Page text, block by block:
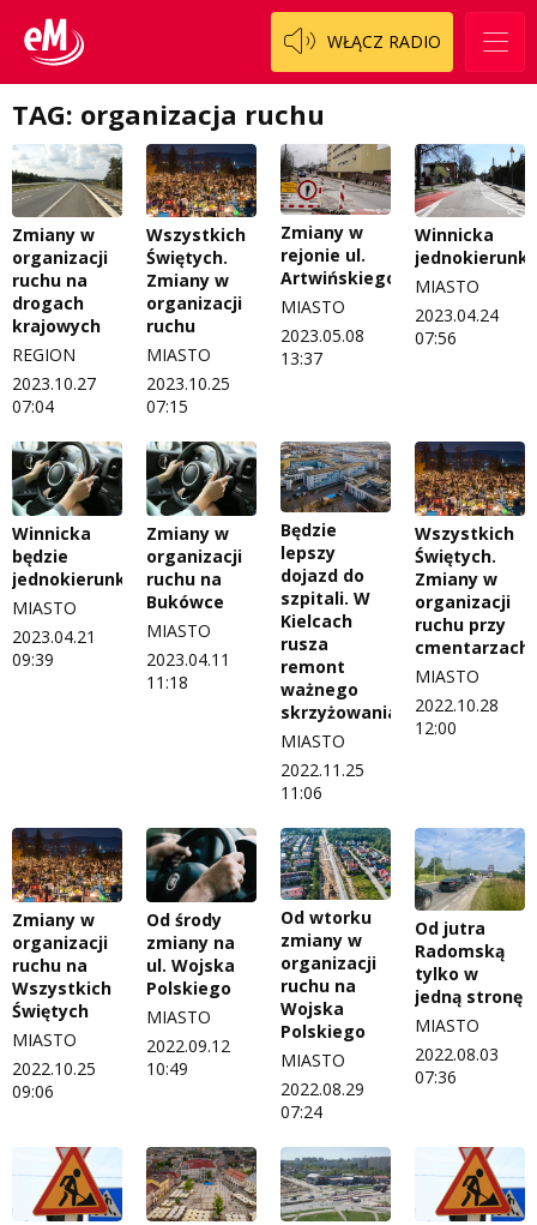
WŁĄCZ RADIO
TAG: organizacja ruchu
Zmiany w
organizacji
ruchu na
drogach
krajowych
REGION
2023.10.27
07:04
Wszystkich
Świętych.
Zmiany w
organizacji
ruchu
MIASTO
2023.10.25
07:15
Zmiany w
rejonie ul.
Artwińskiego
MIASTO
2023.05.08
13:37
Winnicka
MIASTO
2023.04.24
07:56
Winnicka
będzie
jednokierunkowa!
MIASTO
2023.04.21
09:39
Zmiany w
organizacji
ruchu na
Bukówce
MIASTO
2023.04.11
11:18
Będzie
lepszy
dojazd do
szpitali. W
Kielcach
rusza
remont
ważnego
skrzyżowania
MIASTO
2022.11.25
11:06
Wszystkich
Świętych.
Zmiany w
organizacji
ruchu przy
cmentarzach
MIASTO
2022.10.28
12:00
Zmiany w
organizacji
ruchu na
Wszystkich
Świętych
MIASTO
2022.10.25
09:06
Od środy
zmiany na
ul. Wojska
Polskiego
MIASTO
2022.09.12
10:49
Od wtorku
zmiany w
organizacji
ruchu na
Wojska
Polskiego
MIASTO
2022.08.29
07:24
Od jutra
Radomską
tylko w
jedną stronę
MIASTO
2022.08.03
07:36